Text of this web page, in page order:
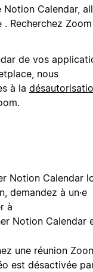
Notion Calendar,
. Recherchez
de vos
nous
à la
Notion Calendar
demandez à un·e
à
Notion Calendar
une réunion
est désactivée